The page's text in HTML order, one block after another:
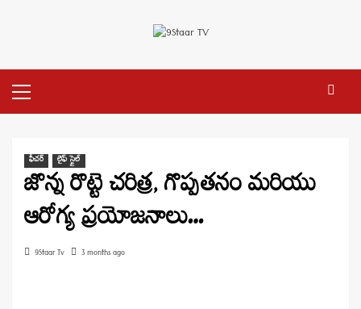
Menu
ఫీచర్ లైఫ్ స్టైల్
జొన్న రొట్టె చరిత్ర, గొప్పతనం మరియు
ఆరోగ్య ప్రయోజనాలు…
9Staar Tv 3 months ago